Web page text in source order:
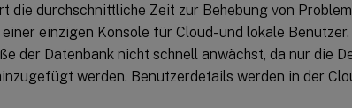
die durchschnittliche Zeit zur Behebung von
einzigen Konsole für Cloud- und lokale
der Datenbank nicht schnell anwächst, da nur die
werden. Benutzerdetails werden in der